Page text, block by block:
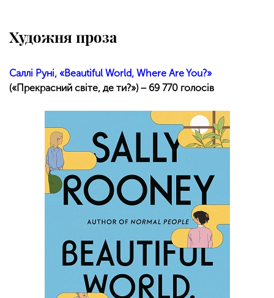
Художня проза
Саллі Руні, «Beautiful World, Where Are You?»
(«Прекрасний світе, де ти?») − 69 770 голосів